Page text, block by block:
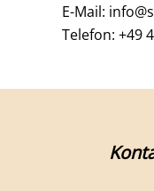
E-Mail:
Telefon: +49